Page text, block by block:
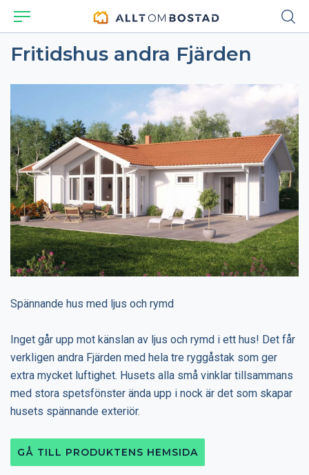
Fritidshus andra Fjärden
Spännande hus med ljus och rymd
Inget går upp mot känslan av ljus och rymd i ett hus! Det får
verkligen andra Fjärden med hela tre ryggåstak som ger
extra mycket luftighet. Husets alla små vinklar tillsammans
med stora spetsfönster ända upp i nock är det som skapar
husets spännande exteriör.
GÅ TILL PRODUKTENS HEMSIDA